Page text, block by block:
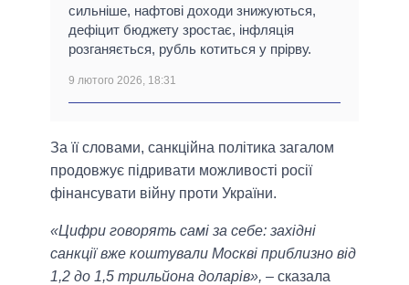
сильніше, нафтові доходи знижуються,
дефіцит бюджету зростає, інфляція
розганяється, рубль котиться у прірву.
9 лютого 2026, 18:31
За її словами, санкційна політика загалом
продовжує підривати можливості росії
фінансувати війну проти України.
«Цифри говорять самі за себе: західні
санкції вже коштували Москві приблизно від
1,2 до 1,5 трильйона доларів», – сказала